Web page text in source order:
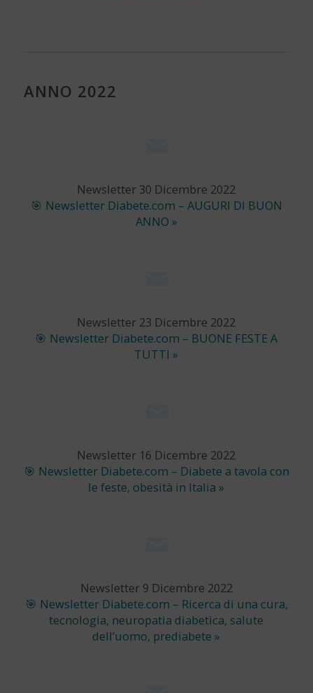
ANNO 2022
Newsletter 30 Dicembre 2022
🎯 Newsletter Diabete.com – AUGURI DI BUON
ANNO »
Newsletter 23 Dicembre 2022
🎯 Newsletter Diabete.com – BUONE FESTE A
TUTTI »
Newsletter 16 Dicembre 2022
🎯 Newsletter Diabete.com – Diabete a tavola con
le feste, obesità in Italia »
Newsletter 9 Dicembre 2022
🎯 Newsletter Diabete.com – Ricerca di una cura,
tecnologia, neuropatia diabetica, salute
dell’uomo, prediabete »